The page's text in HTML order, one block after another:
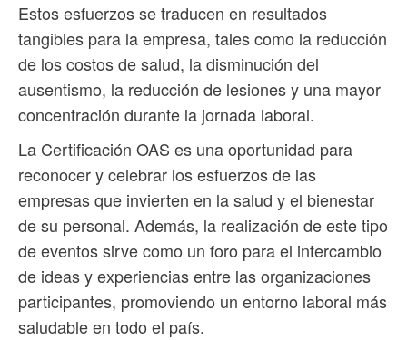
Estos esfuerzos se traducen en resultados
tangibles para la empresa, tales como la reducción
de los costos de salud, la disminución del
ausentismo, la reducción de lesiones y una mayor
concentración durante la jornada laboral.
La Certificación OAS es una oportunidad para
reconocer y celebrar los esfuerzos de las
empresas que invierten en la salud y el bienestar
de su personal. Además, la realización de este tipo
de eventos sirve como un foro para el intercambio
de ideas y experiencias entre las organizaciones
participantes, promoviendo un entorno laboral más
saludable en todo el país.